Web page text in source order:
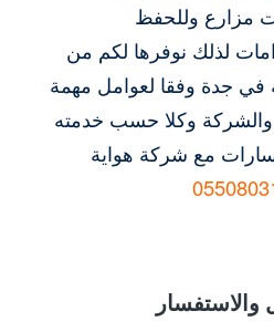
مزارع وللحفظ
لذلك نوفرها لكم من
في جدة وفقا لعوامل مهمة
مع شركة هواية
والاستفسار